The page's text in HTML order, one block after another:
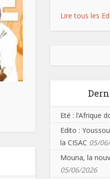
Lire tous les
Eté : l’Afrique
Edito :
la CISAC 05/
Mouna, la
05/06/2026